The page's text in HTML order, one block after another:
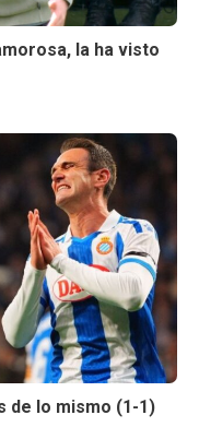
la ha visto
de lo mismo (1-1)